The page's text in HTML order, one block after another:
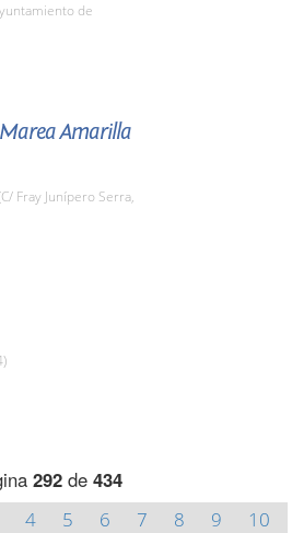
de
Amarilla
Fray Junípero Serra,
292de 434
4 5 6 7 8 9
10